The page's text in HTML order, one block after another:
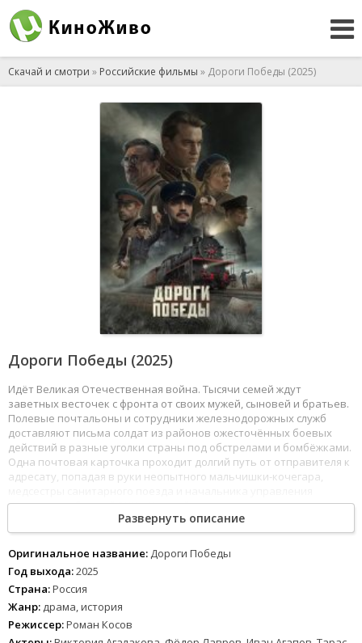
Скачай и смотри » Российские фильмы » Дороги Победы (2025)
Дороги Победы (2025)
Идёт Великая Отечественная война. Тысячи семей ждут
заветных весточек с фронта от своих мужей, сыновей и братьев.
Полевые почтальоны и сотрудники железнодорожных служб
доставляют письма солдат из районов ожесточённых боевых
действий в разные уголки страны под обстрелами и бомбёжками.
Одна почтовая карточка проходит долгий путь от отправителя к
адресату, попадая в руки неопытного мальчишки-кочегара,
военных сообщений РККА. Каждый из них героически сражается
на своём участке фронта, пытаясь любой ценой приблизить
долгожданную Победу.
Развернуть описание
Оригинальное название: Дороги Победы
Год выхода:2025
Страна:Россия
Жанр: драма, история
Режиссер:Роман Косов